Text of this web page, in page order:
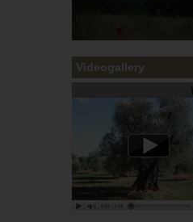
Videogallery